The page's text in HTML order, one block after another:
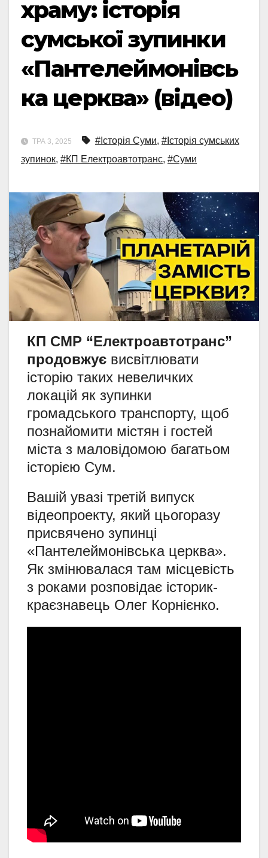
храму: історія
сумської зупинки
«Пантелеймонівсь
ка церква» (відео)
ТРА 3, 2025 #Історія Суми, #Історія сумських
зупинок, #КП Електроавтотранс, #Суми
КП СМР “Електроавтотранс”
продовжує висвітлювати
історію таких невеличких
локацій як зупинки
громадського транспорту, щоб
познайомити містян і гостей
міста з маловідомою багатьом
історією Сум.
Вашій увазі третій випуск
відеопроекту, який цьогоразу
присвячено зупинці
«Пантелеймонівська церква».
Як змінювалася там місцевість
з роками розповідає історик-
краєзнавець Олег Корнієнко.